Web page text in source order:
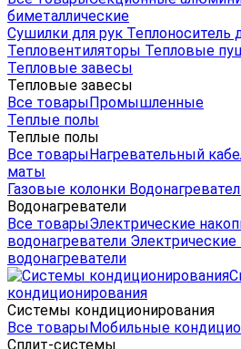
биметаллические
Сушилки для рук Теплоноситель
Тепловентиляторы Тепловые
Тепловые завесы
Тепловые завесы
Все товарыПромышленные
Теплые полы
Теплые полы
Все товарыНагревательный
маты
Газовые колонки
Водонагреватели
Все товарыЭлектрические
водонагреватели
водонагреватели
кондиционирования
Системы кондиционирования
Все товарыМобильные
Сплит-системы